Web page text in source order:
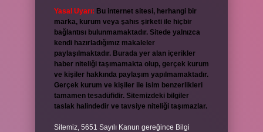
Yasal Uyarı: Bu internet sitesi, herhangi bir
marka, kurum veya şahıs şirketi ile hiçbir
bağlantısı bulunmamaktadır. Sitede yalnızca
kendi hazırladığımız makaleler
paylaşılmaktadır. Burada yer alan içerikler
haber niteliği taşımamakta olup, gerçek kurum
ve kişiler hakkında paylaşım yapılmamaktadır.
Gerçek kurum ve kişiler ile isim benzerlikleri
tamamen tesadüfidir. Sitemizdeki bilgiler
taslak halindedir ve tavsiye niteliği taşımazlar.
Sitemiz, 5651 Sayılı Kanun gereğince Bilgi